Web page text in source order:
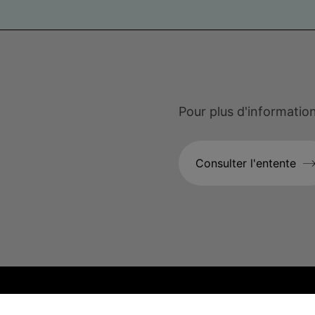
Pour plus
Consulter l'entente